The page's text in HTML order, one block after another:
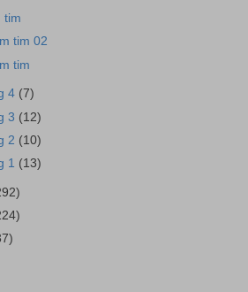
tim
tim 02
tim
4 (7)
3 (12)
2 (10)
1 (13)